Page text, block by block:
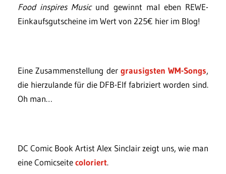
Food inspires Musicund gewinnt mal eben REWE-
Einkaufsgutscheine im Wert von 225€ hier im Blog!
Eine Zusammenstellung der grausigsten WM-Songs,
die hierzulande für die DFB-Elf fabriziert worden sind.
Oh man…
DC Comic Book Artist Alex Sinclair zeigt uns, wie man
eine Comicseitecoloriert.